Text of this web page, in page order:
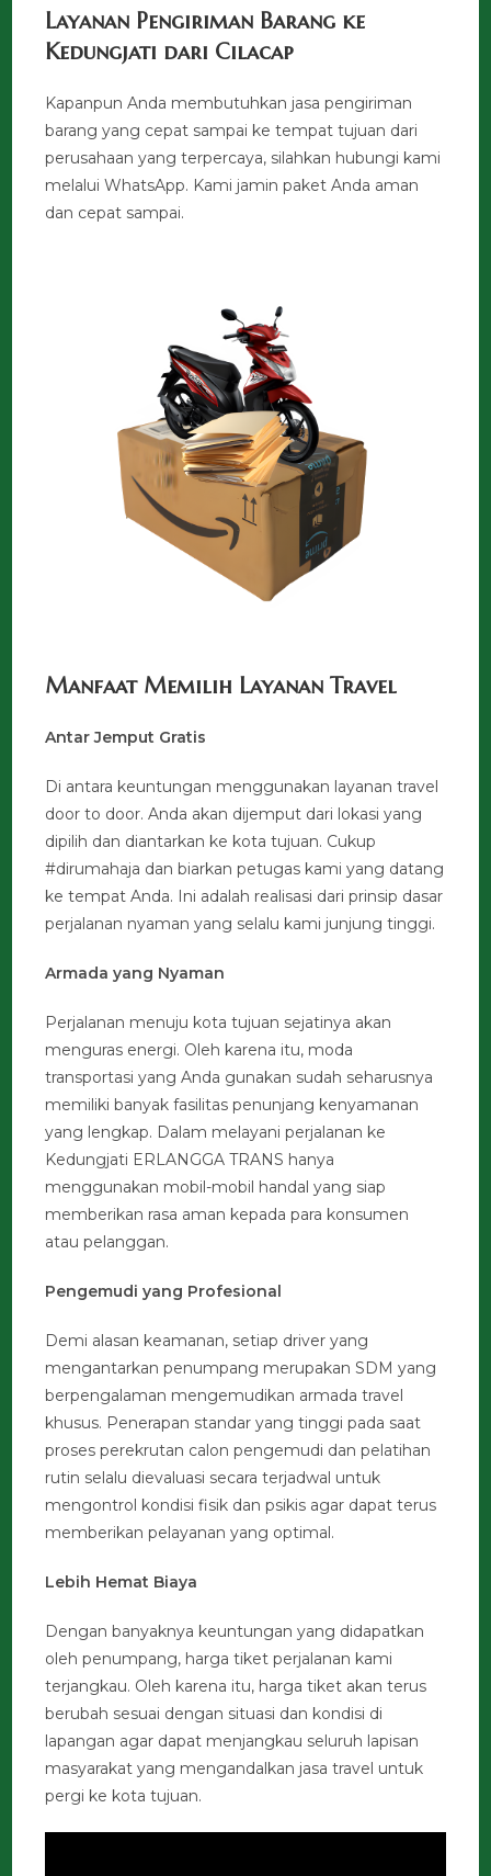
Layanan Pengiriman Barang ke
Kedungjati dari Cilacap
Kapanpun Anda membutuhkan jasa pengiriman
barang yang cepat sampai ke tempat tujuan dari
perusahaan yang terpercaya, silahkan hubungi kami
melalui WhatsApp. Kami jamin paket Anda aman
dan cepat sampai.
Manfaat Memilih Layanan Travel
Antar Jemput Gratis
Di antara keuntungan menggunakan layanan travel
door to door. Anda akan dijemput dari lokasi yang
dipilih dan diantarkan ke kota tujuan. Cukup
#dirumahaja dan biarkan petugas kami yang datang
ke tempat Anda. Ini adalah realisasi dari prinsip dasar
perjalanan nyaman yang selalu kami junjung tinggi.
Armada yang Nyaman
Perjalanan menuju kota tujuan sejatinya akan
menguras energi. Oleh karena itu, moda
transportasi yang Anda gunakan sudah seharusnya
memiliki banyak fasilitas penunjang kenyamanan
yang lengkap. Dalam melayani perjalanan ke
Kedungjati ERLANGGA TRANS hanya
menggunakan mobil-mobil handal yang siap
memberikan rasa aman kepada para konsumen
atau pelanggan.
Pengemudi yang Profesional
Demi alasan keamanan, setiap driver yang
mengantarkan penumpang merupakan SDM yang
berpengalaman mengemudikan armada travel
khusus. Penerapan standar yang tinggi pada saat
proses perekrutan calon pengemudi dan pelatihan
rutin selalu dievaluasi secara terjadwal untuk
mengontrol kondisi fisik dan psikis agar dapat terus
memberikan pelayanan yang optimal.
Lebih Hemat Biaya
Dengan banyaknya keuntungan yang didapatkan
oleh penumpang, harga tiket perjalanan kami
terjangkau. Oleh karena itu, harga tiket akan terus
berubah sesuai dengan situasi dan kondisi di
lapangan agar dapat menjangkau seluruh lapisan
masyarakat yang mengandalkan jasa travel untuk
pergi ke kota tujuan.